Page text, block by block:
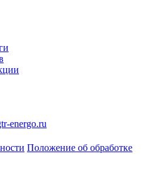
energo.ru
Положение об обработке